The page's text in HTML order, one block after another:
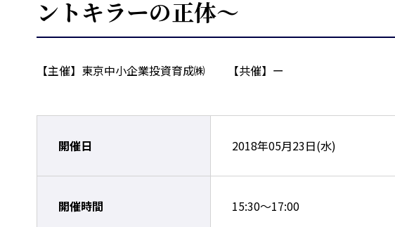
ントキラーの正体～
【主催】東京中小企業投資育成㈱ 【共催】ー
開催日 2018年05月23日(水)
開催時間 15:30～17:00